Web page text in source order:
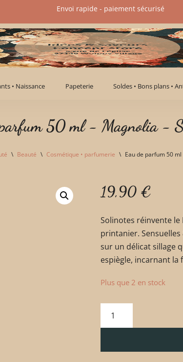
Envoi rapide - paiement sécurisé​
• Naissance Papeterie Soldes • Bons plans •
50 ml - Magnolia -
\ Beauté \ Cosmétique • parfumerie \ Eau de parfum 50
19,90 €
Solinotes réinvente
printanier.
sur un délicat sillage
espiègle, incarnant la
Plus que 2 en stock